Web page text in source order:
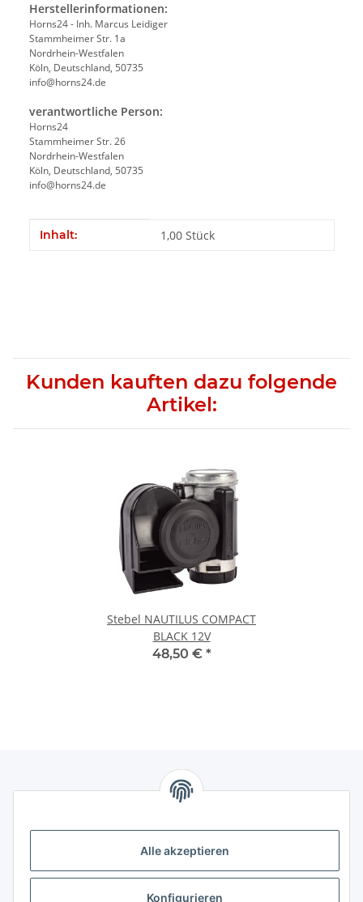
Alle akzeptieren
Konfigurieren
Herstellerinformationen:
Horns24 - Inh. Marcus Leidiger
Stammheimer Str. 1a
Nordrhein-Westfalen
Köln, Deutschland, 50735
info@horns24.de
verantwortliche Person:
Horns24
Stammheimer Str. 26
Nordrhein-Westfalen
Köln, Deutschland, 50735
info@horns24.de
Produkteigenschaft
Wert
Inhalt: 1,00 Stück
Kunden kauften dazu folgende
Artikel:
Stebel NAUTILUS COMPACT
BLACK 12V
48,50 € *
Gesetzliche Informationen
Gesetzliche Informationen